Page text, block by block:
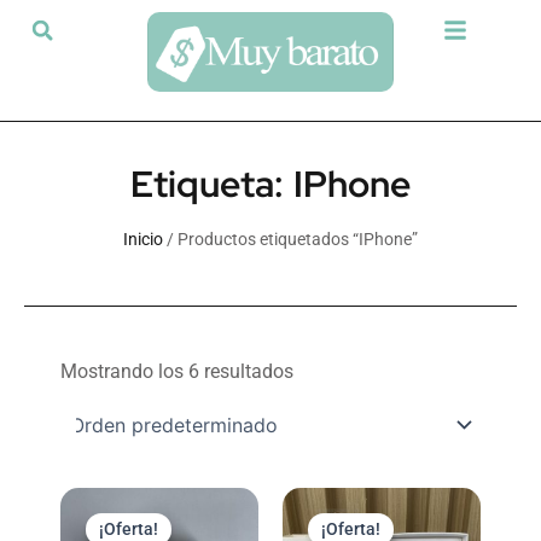
Etiqueta: IPhone
Inicio / Productos etiquetados “IPhone”
Mostrando los 6 resultados
¡Oferta!
precio
El
precio
¡Oferta!
precio
El
precio